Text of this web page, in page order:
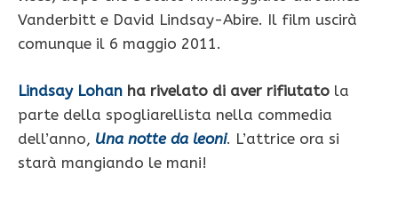
Vanderbitt e David Lindsay-Abire. Il film uscirà
comunque il 6 maggio 2011.
Lindsay Lohan ha rivelato di aver rifiutato la
parte della spogliarellista nella commedia
dell’anno, Una notte da leoni. L’attrice ora si
starà mangiando le mani!